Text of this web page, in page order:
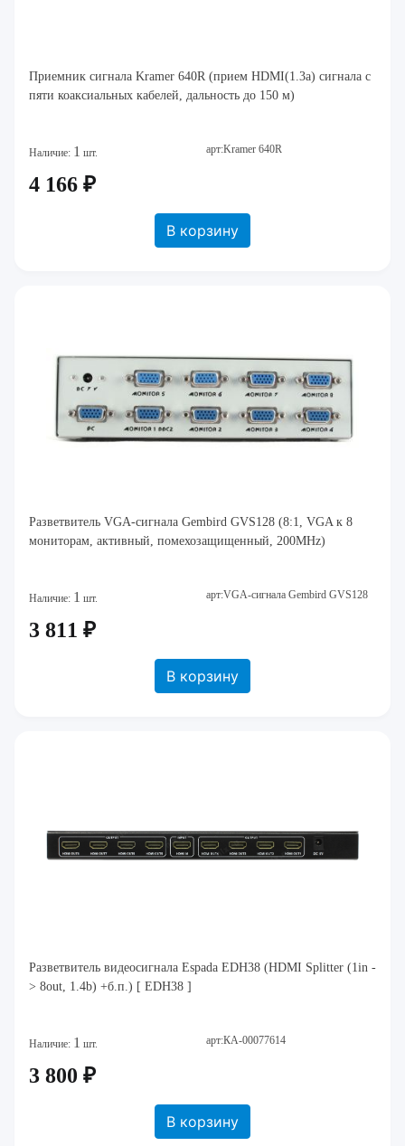
Приемник сигнала Kramer 640R (прием HDMI(1.3a) сигнала с
пяти коаксиальных кабелей, дальность до 150 м)
Наличие: 1 шт. арт:Kramer 640R
4 166 ₽
В корзину
Разветвитель VGA-сигнала Gembird GVS128 (8:1, VGA к 8
мониторам, активный, помехозащищенный, 200MHz)
Наличие: 1 шт. арт:VGA-сигнала Gembird GVS128
3 811 ₽
В корзину
Разветвитель видеосигнала Espada EDH38 (HDMI Splitter (1in -
> 8out, 1.4b) +б.п.) [ EDH38 ]
Наличие: 1 шт. арт:КА-00077614
3 800 ₽
В корзину